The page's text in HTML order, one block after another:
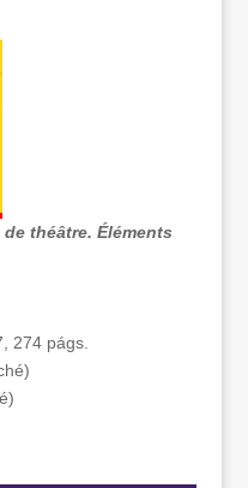
théâtre. Éléments
274 págs.